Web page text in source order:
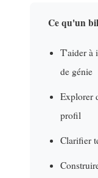
Ce qu'un
T'aider à
de génie
Explorer
profil
Clarifier